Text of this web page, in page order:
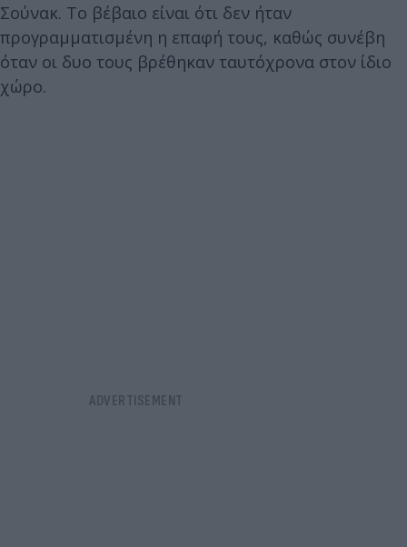
Σούνακ. Το βέβαιο είναι ότι δεν ήταν
προγραμματισμένη η επαφή τους, καθώς συνέβη
όταν οι δυο τους βρέθηκαν ταυτόχρονα στον ίδιο
χώρο.